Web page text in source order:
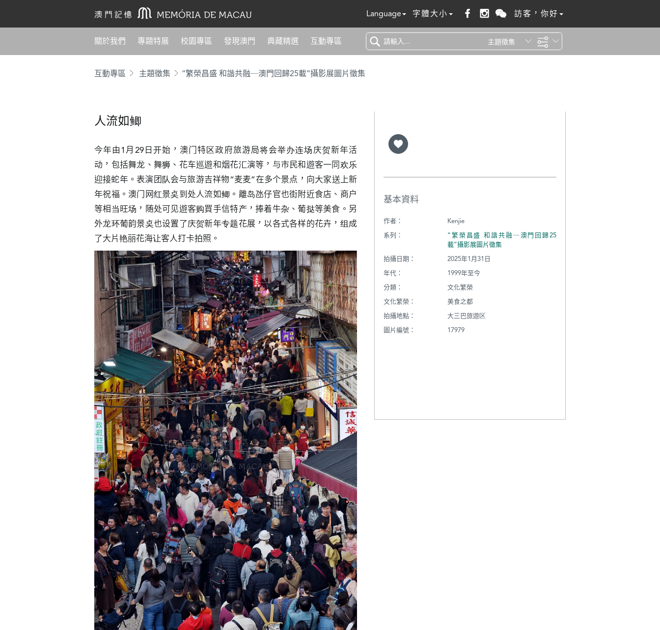
Language 字體大小 訪客，你好
關於我們 專題特展 校園專區 發現澳門 典藏精選 互動專區 主題徵集
互動專區 主題徵集 “繁榮昌盛 和諧共融─澳門回歸25載”攝影展圖片徵集
人流如鲫
今年由1月29日开始，澳门特区政府旅游局将会举办连场庆贺新年活
动，包括舞龙、舞狮、花车巡遊和烟花汇演等，与市民和遊客一同欢乐
迎接蛇年。表演团队会与旅游吉祥物“麦麦”在多个景点，向大家送上新
年祝福。澳门网红景奌到处人流如鲫。離岛氹仔官也街附近食店、商户
等相当旺场，随处可见遊客购買手信特产，捧着牛杂、葡挞等美食。另
外龙环葡韵景奌也设置了庆贺新年专题花展，以各式各样的花卉，组成
了大片艳丽花海让客人打卡拍照。
基本資料
作者：
Kenjie
系列：
“繁榮昌盛 和諧共融─澳門回歸25
載”攝影展圖片徵集
拍攝日期：
2025年1月31日
年代：
1999年至今
分類：
文化繁榮
文化繁榮：
美食之都
拍攝地點：
大三巴旅遊区
圖片編號：
17979